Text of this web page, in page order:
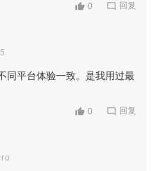
0 回复
同平台体验一致。是我用过最
0 回复